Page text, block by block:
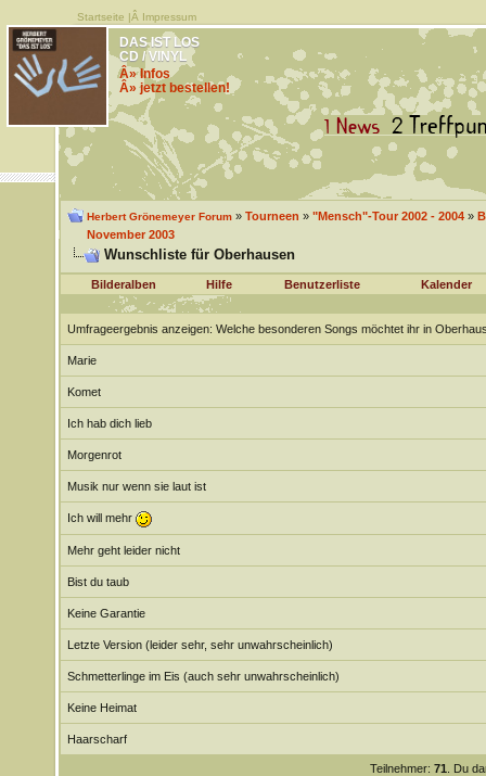
Startseite |Â Impressum
DAS IST LOS
CD / VINYL
Â» Infos
Â» jetzt bestellen!
Herbert Grönemeyer Forum» Tourneen » "Mensch"-Tour 2002 - 2004»
November 2003
Wunschliste für Oberhausen
Bilderalben Hilfe Benutzerliste Kalender
Umfrageergebnis anzeigen: Welche besonderen Songs möchtet ihr in
Marie
Komet
Ich hab dich lieb
Morgenrot
Musik nur wenn sie laut ist
Ich will mehr
Mehr geht leider nicht
Bist du taub
Keine Garantie
Letzte Version (leider sehr, sehr unwahrscheinlich)
Schmetterlinge im Eis (auch sehr unwahrscheinlich)
Keine Heimat
Haarscharf
Teilnehmer: 71 . Du